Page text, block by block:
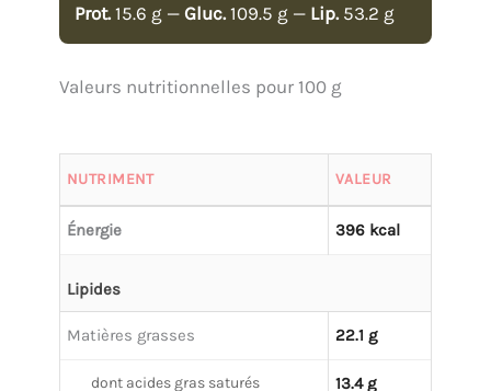
Prot. 15.6 g — Gluc. 109.5 g — Lip. 53.2 g
Valeurs nutritionnelles pour 100 g
NUTRIMENT VALEUR
Énergie 396 kcal
Lipides
Matières grasses 22.1 g
dont acides gras saturés 13.4 g